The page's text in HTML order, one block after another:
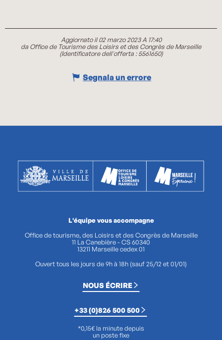
Aggiornato il 02 marzo 2023 A 17:40
da Office de Tourisme des Loisirs et des Congrès de Marseille
(Identificatore dell'offerta :5561650)
Segnala un errore
L'équipe vous accompagne
Office de tourisme, des Loisirs et des Congrès de Marseille
11 La Canebière - CS 60340
13211 Marseille cedex 01
Ouvert tous les jours de 9h à 18h (sauf 25/12 et 01/01)
NOUS ÉCRIRE
+33 (0)826 500 500
*0,15€ la minute depuis
un poste fixe